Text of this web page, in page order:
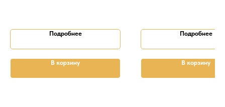
Подробнее
В корзину
Подробнее
В корзину